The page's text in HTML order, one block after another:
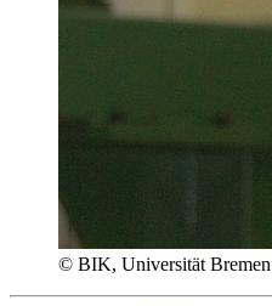
© BIK, Universität Bremen